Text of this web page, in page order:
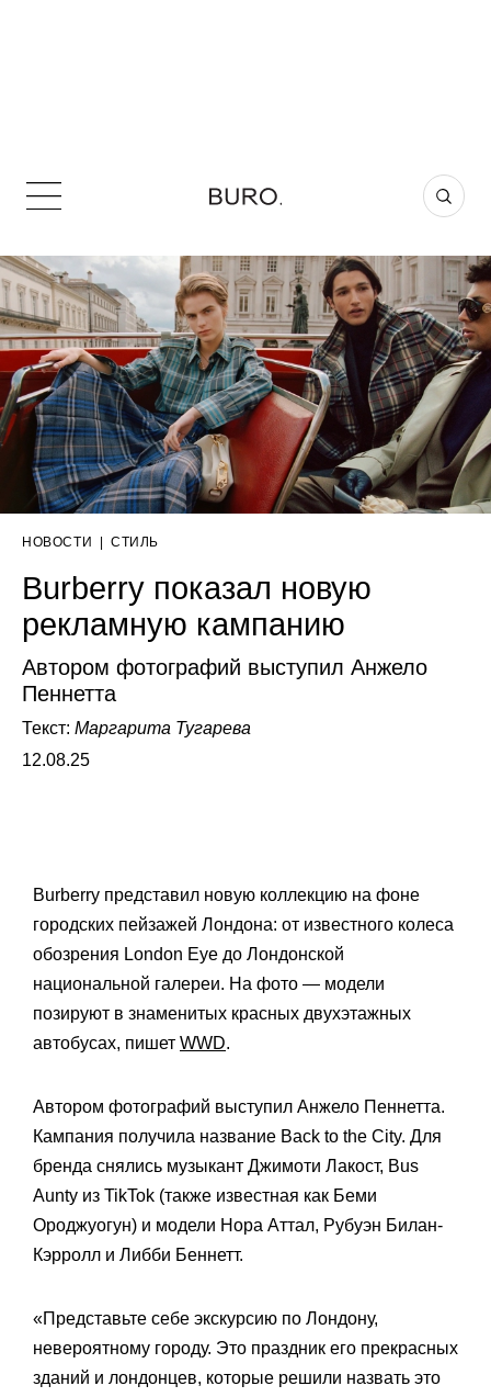
НОВОСТИ СТИЛЬ
Burberry показал новую
рекламную кампанию
Автором фотографий выступил Анжело
Пеннетта
Текст: Маргарита Тугарева
12.08.25
Burberry представил новую коллекцию на фоне
городских пейзажей Лондона: от известного колеса
обозрения London Eye до Лондонской
национальной галереи. На фото — модели
позируют в знаменитых красных двухэтажных
автобусах, пишет WWD.
Автором фотографий выступил Анжело Пеннетта.
Кампания получила название Back to the City. Для
бренда снялись музыкант Джимоти Лакост, Bus
Aunty из TikTok (также известная как Беми
Ороджуогун) и модели Нора Аттал, Рубуэн Билан-
Кэрролл и Либби Беннетт.
«Представьте себе экскурсию по Лондону,
невероятному городу. Это праздник его прекрасных
зданий и лондонцев, которые решили назвать это